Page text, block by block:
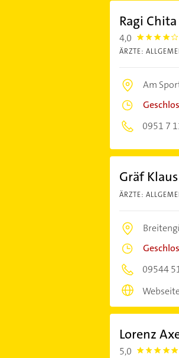
Ragi
4,0 4.0
ÄRZTE:
Am
0951 7
Gräf
ÄRZTE:
09544
Lorenz
5,0 5.0